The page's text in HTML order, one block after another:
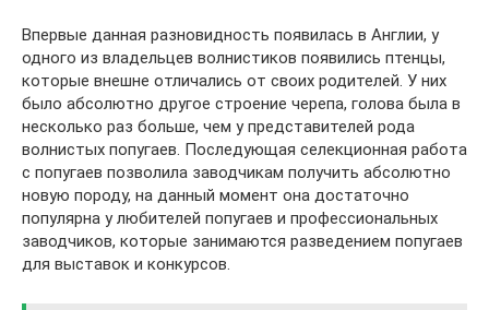
Впервые данная разновидность появилась в Англии, у
одного из владельцев волнистиков появились птенцы,
которые внешне отличались от своих родителей. У них
было абсолютно другое строение черепа, голова была в
несколько раз больше, чем у представителей рода
волнистых попугаев. Последующая селекционная работа
с попугаев позволила заводчикам получить абсолютно
новую породу, на данный момент она достаточно
популярна у любителей попугаев и профессиональных
заводчиков, которые занимаются разведением попугаев
для выставок и конкурсов.